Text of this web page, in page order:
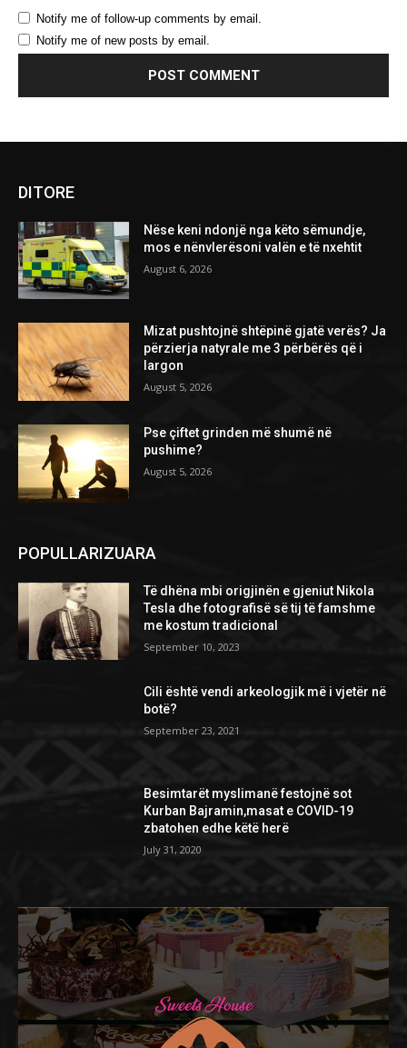
Notify me of follow-up comments by email.
Notify me of new posts by email.
DITORE
Nëse keni ndonjë nga këto sëmundje,
mos e nënvlerësoni valën e të nxehtit
August 6, 2026
Mizat pushtojnë shtëpinë gjatë verës? Ja
përzierja natyrale me 3 përbërës që i
largon
August 5, 2026
Pse çiftet grinden më shumë në
pushime?
August 5, 2026
POPULLARIZUARA
Të dhëna mbi origjinën e gjeniut Nikola
Tesla dhe fotografisë së tij të famshme
me kostum tradicional
September 10, 2023
Cili është vendi arkeologjik më i vjetër në
botë?
September 23, 2021
Besimtarët myslimanë festojnë sot
Kurban Bajramin,masat e COVID-19
zbatohen edhe këtë herë
July 31, 2020